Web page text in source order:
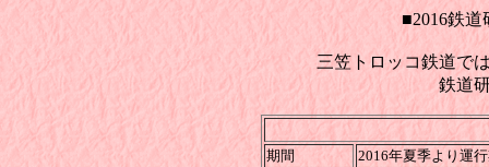
■2016鉄
三笠トロッコ鉄道で
鉄道
期間
2016年夏季より運